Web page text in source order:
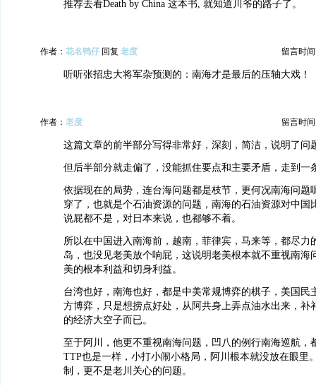
推荐去看Death by China 这本书, 就知道川爷的路子了。
作者： 花名鸭仔 回复 老度 留言时间
听听张招忠大将军杂预测的：南海才是最后的压轴大戏！
作者： 老度 留言时间
这篇文章的前半部分写得非常好，深刻，简洁，说明了问
但后半部分就走偏了，没能抓住要点和主要矛盾，走到一
依据现在的局势，连台海问题都是枝节，更何况南海问题
穿了，也就是个石油资源的问题，南海的石油资源对中国
说屁都不是，对日本来说，也都够不着。
所以在中国进入南海前，越南，菲律宾，马来等，都尽力
岛，也没见老美放个响屁，这说明老美根本就不重视南海
美的根本利益和切身利益。
台湾也好，南海也好，都是中美常规博弈的棋子，美国民
方博弈，只是想捞点好处，从阿共身上弄点油水出来，补
的经济大空子而已。
至于阿川，他更不重视南海问题，凹八的例行南海巡航，
TTP也是一样，小打小闹小格局，阿川根本就没放在眼里
制，更不是老川关心的问题。